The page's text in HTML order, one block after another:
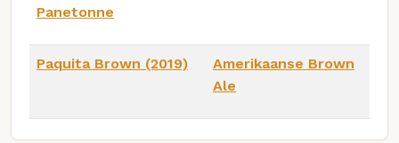
Panetonne
Paquita Brown (2019)
Amerikaanse Brown
Ale